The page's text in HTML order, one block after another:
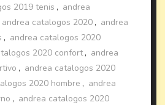
2019 tenis , andrea
andrea catalogos 2020 , andrea
, andrea catalogos 2020
2020 confort, andrea
, andrea catalogos 2020
2020 hombre , andrea
, andrea catalogos 2020